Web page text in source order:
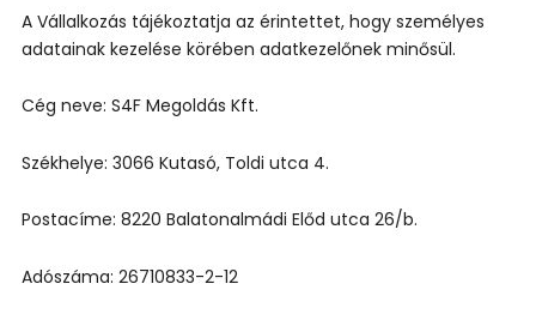
A Vállalkozás tájékoztatja az érintettet, hogy személyes
adatainak kezelése körében adatkezelőnek minősül.
Cég neve: S4F Megoldás Kft.
Székhelye: 3066 Kutasó, Toldi utca 4.
Postacíme: 8220 Balatonalmádi Előd utca 26/b.
Adószáma: 26710833-2-12